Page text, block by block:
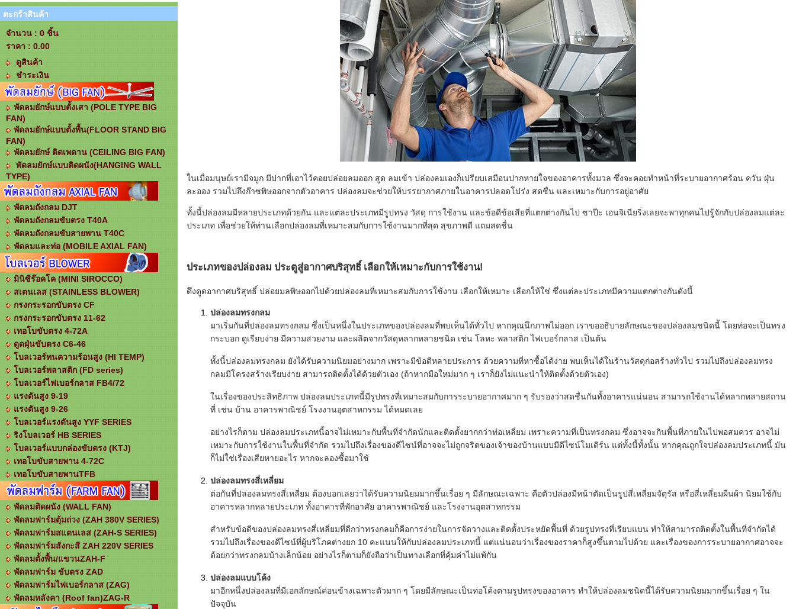
ตะกร้าสินค้า
จำนวน : 0 ชิ้น
ราคา : 0.00
ดูสินค้า
ชำระเงิน
พัดลมยักษ์แบบตั้งเสา (POLE TYPE BIG
FAN)
พัดลมยักษ์แบบตั้งพื้น(FLOOR STAND BIG
FAN)
พัดลมยักษ์ ติดเพดาน (CEILING BIG FAN)
พัดลมยักษ์แบบติดผนัง(HANGING WALL
TYPE)
พัดลมถังกลม DJT
พัดลมถังกลมขับตรง T40A
พัดลมถังกลมขับสายพาน T40C
พัดลมและท่อ (MOBILE AXIAL FAN)
มินิซีร๊อคโค (MINI SIROCCO)
สเตนเลส (STAINLESS BLOWER)
กรงกระรอกขับตรง CF
กรงกระรอกขับตรง 11-62
เทอโบขับตรง 4-72A
ดูดฝุ่นขับตรง C6-46
โบลเวอร์ทนความร้อนสูง (HI TEMP)
โบลเวอร์พลาสติก (FD series)
โบลเวอร์ไฟเบอร์กลาส FB4/72
แรงดันสูง 9-19
แรงดันสูง 9-26
โบลเวอร์แรงดันสูง YYF SERIES
ริงโบลเวอร์ HB SERIES
โบลเวอร์แบบกล่องขับตรง (KTJ)
เทอโบขับสายพาน 4-72C
เทอโบขับสายพานTFB
พัดลมติดผนัง (WALL FAN)
พัดลมฟาร์มตุ้มถ่วง (ZAH 380V SERIES)
พัดลมฟาร์มสแตนเลส (ZAH-S SERIES)
พัดลมฟาร์มสังกะสี ZAH 220V SERIES
พัดลมตั้งพื้น/แขวนZAH-F
พัดลมฟาร์ม ขับตรง ZAD
พัดลมฟาร์มไฟเบอร์กลาส (ZAG)
พัดลมหลังคา (Roof fan)ZAG-R
ในเมื่อมนุษย์เรามีจมูก มีปากที่เอาไว้คอยปล่อยลมออก สูด ลมเข้า ปล่องลมเองก็เปรียบเสมือนปากหายใจของอาคารทั้งมวล ซึ่งจะคอยทำหน้าที่ระบายอากาศร้อน ควัน ฝุ่น
ละออง รวมไปถึงก๊าซพิษออกจากตัวอาคาร ปล่องลมจะช่วยให้บรรยากาศภายในอาคารปลอดโปร่ง สดชื่น และเหมาะกับการอยู่อาศัย
ทั้งนี้ปล่องลมมีหลายประเภทด้วยกัน และแต่ละประเภทมีรูปทรง วัสดุ การใช้งาน และข้อดีข้อเสียที่แตกต่างกันไป ซาป๊ะ เอนจิเนียริ่งเลยจะพาทุกคนไปรู้จักกับปล่องลมแต่ละ
ประเภท เพื่อช่วยให้ท่านเลือกปล่องลมที่เหมาะสมกับการใช้งานมากที่สุด สุขภาพดี แถมสดชื่น
ประเภทของปล่องลม ประตูสู่อากาศบริสุทธิ์ เลือกให้เหมาะกับการใช้งาน!
ดึงดูดอากาศบริสุทธิ์ ปล่อยมลพิษออกไปด้วยปล่องลมที่เหมาะสมกับการใช้งาน เลือกให้เหมาะ เลือกให้ใช่ ซึ่งแต่ละประเภทมีความแตกต่างกันดังนี้
ปล่องลมทรงกลม
มาเริ่มกันที่ปล่องลมทรงกลม ซึ่งเป็นหนึ่งในประเภทของปล่องลมที่พบเห็นได้ทั่วไป หากคุณนึกภาพไม่ออก เราขออธิบายลักษณะของปล่องลมชนิดนี้ โดยท่อจะเป็นทรง
กระบอก ดูเรียบง่าย มีความสวยงาม และผลิตจากวัสดุหลากหลายชนิด เช่น โลหะ พลาสติก ไฟเบอร์กลาส เป็นต้น
ทั้งนี้ปล่องลมทรงกลม ยังได้รับความนิยมอย่างมาก เพราะมีข้อดีหลายประการ ด้วยความที่หาซื้อได้ง่าย พบเห็นได้ในร้านวัสดุก่อสร้างทั่วไป รวมไปถึงปล่องลมทรง
กลมมีโครงสร้างเรียบง่าย สามารถติดตั้งได้ด้วยตัวเอง (ถ้าหากมือใหม่มาก ๆ เราก็ยังไม่แนะนำให้ติดตั้งด้วยตัวเอง)
ในเรื่องของประสิทธิภาพ ปล่องลมประเภทนี้มีรูปทรงที่เหมาะสมกับการระบายอากาศมาก ๆ รับรองว่าสดชื่นกันทั้งอาคารแน่นอน สามารถใช้งานได้หลากหลายสถาน
ที่ เช่น บ้าน อาคารพาณิชย์ โรงงานอุตสาหกรรม ได้หมดเลย
อย่างไรก็ตาม ปล่องลมประเภทนี้อาจไม่เหมาะกับพื้นที่จำกัดนักและติดตั้งยากกว่าท่อเหลี่ยม เพราะความที่เป็นทรงกลม ซึ่งอาจจะกินพื้นที่ภายในไปพอสมควร อาจไม่
เหมาะกับการใช้งานในพื้นที่จำกัด รวมไปถึงเรื่องของดีไซน์ที่อาจจะไม่ถูกจริตของเจ้าของบ้านแบบมีดีไซน์โมเดิร์น แต่ทั้งนี้ทั้งนั้น หากคุณถูกใจปล่องลมประเภทนี้ มัน
ก็ไม่ใช่เรื่องเสียหายอะไร หากจะลองซื้อมาใช้
ปล่องลมทรงสี่เหลี่ยม
ต่อกันที่ปล่องลมทรงสี่เหลี่ยม ต้องบอกเลยว่าได้รับความนิยมมากขึ้นเรื่อย ๆ มีลักษณะเฉพาะ คือตัวปล่องมีหน้าตัดเป็นรูปสี่เหลี่ยมจัตุรัส หรือสี่เหลี่ยมผืนผ้า นิยมใช้กับ
อาคารหลากหลายประเภท ทั้งอาคารที่พักอาศัย อาคารพาณิชย์ และโรงงานอุตสาหกรรม
สำหรับข้อดีของปล่องลมทรงสี่เหลี่ยมที่ดีกว่าทรงกลมก็คือการง่ายในการจัดวางและติดตั้งประหยัดพื้นที่ ด้วยรูปทรงที่เรียบแบน ทำให้สามารถติดตั้งในพื้นที่จำกัดได้
รวมไปถึงเรื่องของดีไซน์ที่ผู้บริโภคต่างยก 10 คะแนนให้กับปล่องลมประเภทนี้ แต่แน่นอนว่าเรื่องของราคาก็สูงขึ้นตามไปด้วย และเรื่องของการระบายอากาศอาจจะ
ด้อยกว่าทรงกลมบ้างเล็กน้อย อย่างไรก็ตามก็ยังถือว่าเป็นทางเลือกที่คุ้มค่าไม่แพ้กัน
ปล่องลมแบบโค้ง
มาอีกหนึ่งปล่องลมที่มีเอกลักษณ์ค่อนข้างเฉพาะตัวมาก ๆ โดยมีลักษณะเป็นท่อโค้งตามรูปทรงของอาคาร ทำให้ปล่องลมชนิดนี้ได้รับความนิยมมากขึ้นเรื่อย ๆ ใน
ปัจจุบัน